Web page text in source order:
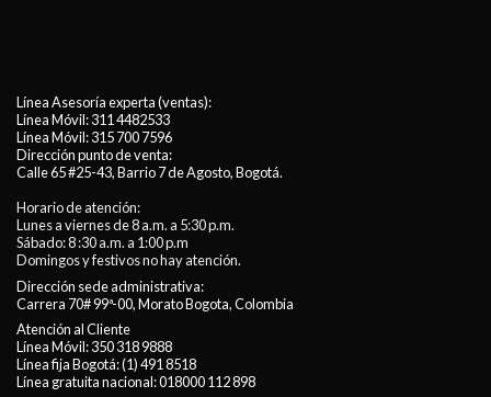
Línea Asesoría experta (ventas):
Línea Móvil:311 4482533
Línea Móvil:315 700 7596
Dirección punto de venta:
Calle 65 #25-43, Barrio 7 de Agosto, Bogotá.
Horario de atención:
Lunes a viernes de 8 a.m. a 5:30 p.m.
Sábado: 8 :30 a.m. a 1:00 p.m
Domingos y festivos no hay atención.
Dirección sede administrativa:
Carrera 70# 99ª-00, Morato Bogota, Colombia
Atención al Cliente
Línea Móvil:350 318 9888
Línea fija Bogotá:(1) 491 8518
Línea gratuita nacional:018000 112 898